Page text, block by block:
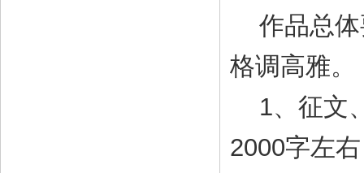
作品总体
格调高雅。
1、征文
2000字左